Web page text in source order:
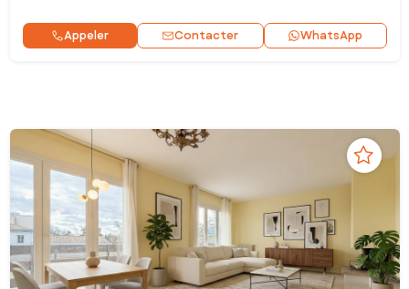
Appeler Contacter WhatsApp